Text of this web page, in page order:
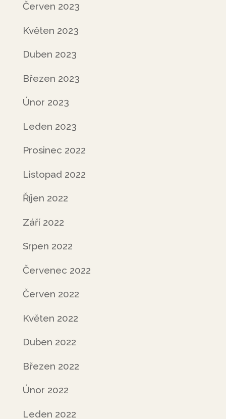
Červen 2023
Květen 2023
Duben 2023
Březen 2023
Únor 2023
Leden 2023
Prosinec 2022
Listopad 2022
Říjen 2022
Září 2022
Srpen 2022
Červenec 2022
Červen 2022
Květen 2022
Duben 2022
Březen 2022
Únor 2022
Leden 2022